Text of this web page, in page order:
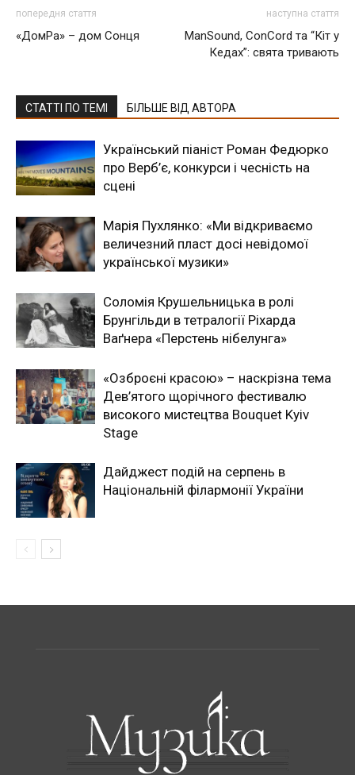
попередня стаття
«ДомРа» – дом Сонця
наступна стаття
ManSound, ConCord та “Кіт у
Кедах”: свята тривають
СТАТТІ ПО ТЕМІ БІЛЬШЕ ВІД АВТОРА
Український піаніст Роман Федюрко
про Верб’є, конкурси і чесність на
сцені
Марія Пухлянко: «Ми відкриваємо
величезний пласт досі невідомої
української музики»
Соломія Крушельницька в ролі
Брунгільди в тетралогії Ріхарда
Ваґнера «Перстень нібелунга»
«Озброєні красою» – наскрізна тема
Дев’ятого щорічного фестивалю
високого мистецтва Bouquet Kyiv
Stage
Дайджест подій на серпень в
Національній філармонії України